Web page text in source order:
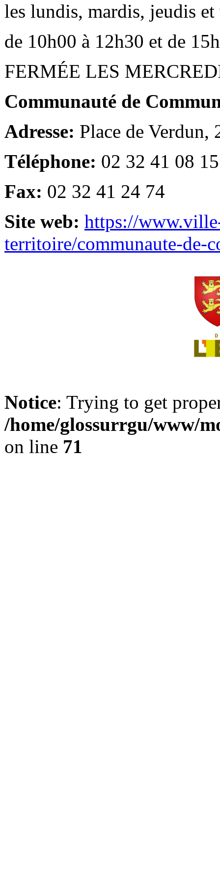
les lundis, mardis, jeudis et
de 10h00 à 12h30 et de
FERMÉE LES
Communauté de
Adresse: Place de Verdun,
Téléphone: 02 32 41 08 15
Fax: 02 32 41 24 74
Site web: https://
territoire/communaute-de-
Notice: Trying to get
/home/glossurrgu/www/
on line 71